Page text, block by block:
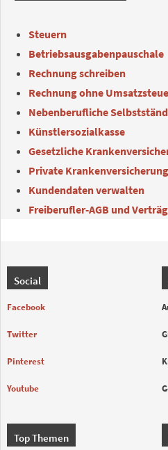
Steuern
Betriebsausgabenpauschale
Rechnung schreiben
Rechnung ohne
Nebenberufliche
Künstlersozialkasse
Gesetzliche
Private Krankenversicherung
Kundendaten verwalten
Freiberufler-AGB und
Social
Facebook
Twitter
Pinterest
Youtube
Top Themen